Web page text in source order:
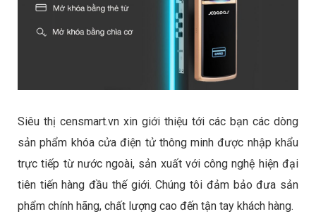
Siêu thị censmart.vn xin giới thiệu tới các bạn các dòng
sản phẩm khóa cửa điện tử thông minh được nhập khẩu
trực tiếp từ nước ngoài, sản xuất với công nghệ hiện đại
tiên tiến hàng đầu thế giới. Chúng tôi đảm bảo đưa sản
phẩm chính hãng, chất lượng cao đến tận tay khách hàng.